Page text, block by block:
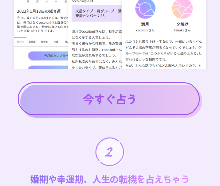
婚期や幸運期、人生の転機を占えちゃう